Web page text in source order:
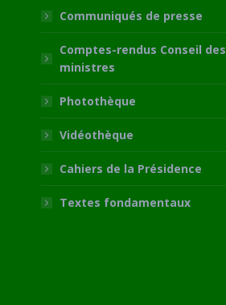
Communiqués de presse
Comptes-rendus Conseil des
ministres
Photothèque
Vidéothèque
Cahiers de la Présidence
Textes fondamentaux